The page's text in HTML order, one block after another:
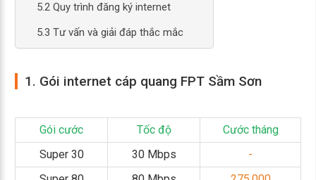
5.2 Quy trình đăng ký internet
5.3 Tư vấn và giải đáp thắc mắc
1. Gói internet cáp quang FPT Sầm Sơn
Gói cước Tốc độ
Cước tháng
Super 30
30 Mbps
-